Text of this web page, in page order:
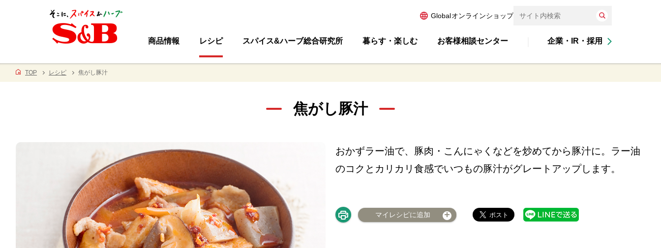
Globalオンラインショップ
商品情報 レシピ スパイス&ハーブ総合研究所 暮らす・楽しむ お客様相談センター 企業・IR・採用
TOP レシピ 焦がし豚汁
焦がし豚汁
おかずラー油で、豚肉・こんにゃくなどを炒めてから豚汁に。ラー油
のコクとカリカリ食感でいつもの豚汁がグレートアップします。
マイレシピに追加